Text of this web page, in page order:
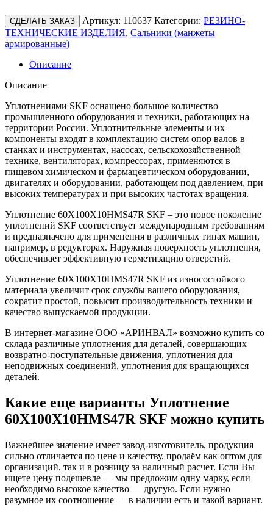
СДЕЛАТЬ ЗАКАЗ Артикул: 110637 Категории: РЕЗИНО-
ТЕХНИЧЕСКИЕ ИЗДЕЛИЯ, Сальники (манжеты
армированные)
Описание
Описание
Уплотнениями SKF оснащено большое количество
промышленного оборудования и техники, работающих на
территории России. Уплотнительные элементы и их
компоненты входят в комплектацию систем опор валов в
станках и инструментах, насосах, сельскохозяйственной
технике, вентиляторах, компрессорах, применяются в
пищевом химическом и фармацевтическом оборудовании,
двигателях и оборудовании, работающем под давлением, при
высоких температурах и при высоких частотах вращения.
Уплотнение 60X100X10HMS47R SKF – это новое поколение
уплотнений SKF соответствует международным требованиям
и предназначено для применения в различных типах машин,
например, в редукторах. Наружная поверхность уплотнения,
обеспечивает эффективную герметизацию отверстий.
Уплотнение 60X100X10HMS47R SKF из износостойкого
материала увеличит срок службы вашего оборудования,
сократит простой, повысит производительность техники и
качество выпускаемой продукции.
В интернет-магазине ООО «АРИНВАЛ» возможно купить со
склада различные уплотнения для деталей, совершающих
возвратно-поступательные движения, уплотнения для
неподвижных соединений, уплотнения для вращающихся
деталей.
Какие еще варианты Уплотнение
60X100X10HMS47R SKF можно купить
Важнейшее значение имеет завод-изготовитель, продукция
сильно отличается по цене и качеству. продаём как оптом для
организаций, так и в розницу за наличный расчет. Если Вы
ищете цену подешевле — мы предложим одну марку, если
необходимо высокое качество — другую. Если нужно
разумное их соотношение — в наличии есть и такой вариант.